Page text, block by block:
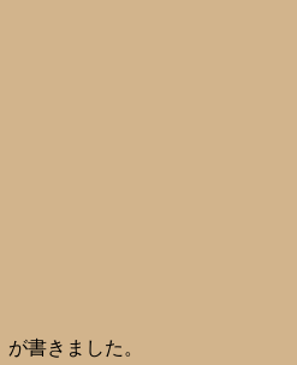
が書きました。